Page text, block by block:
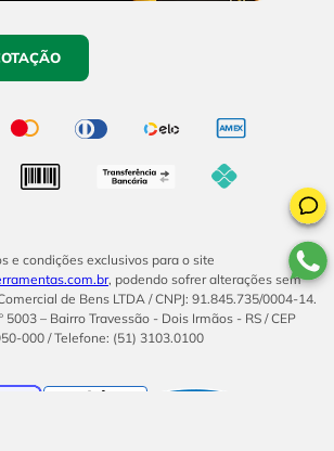
e condições exclusivos para o site
, podendo sofrer alterações sem
de Bens LTDA / CNPJ: 91.845.735/0004-14.
5003 – Bairro Travessão - Dois Irmãos - RS / CEP
000 / Telefone: (51) 3103.0100